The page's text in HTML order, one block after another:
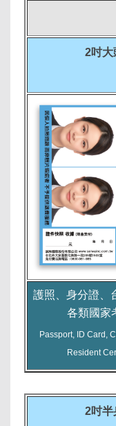
2吋大
護照、身分證、
各類國家
Passport, ID Card,
Resident
2吋半